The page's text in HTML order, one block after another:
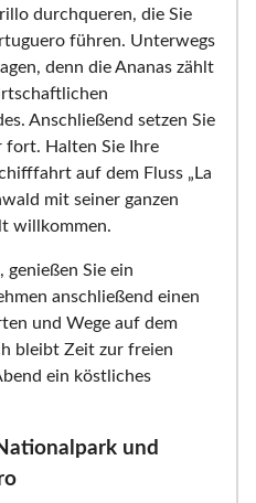
durchqueren, die Sie
führen. Unterwegs
denn die Ananas zählt
Anschließend setzen Sie
fort. Halten Sie Ihre
auf dem Fluss „La
mit seiner ganzen
willkommen.
genießen Sie ein
anschließend einen
und Wege auf dem
bleibt Zeit zur freien
ein köstliches
und